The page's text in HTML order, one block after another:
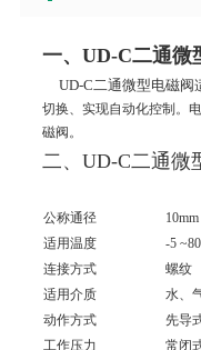
一、UD-C二通微
UD-C二通微型电磁阀
切换、实现自动化控制。
磁阀。
二、UD-C二通微
公称通径
10mm
适用温度
-5
连接方式
螺纹
适用介质
水、
动作方式
先导
工作压力
常闭